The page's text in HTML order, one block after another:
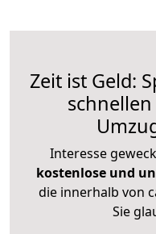
Zeit ist Geld:
Interesse
kostenlose und
die innerhalb von
Sie